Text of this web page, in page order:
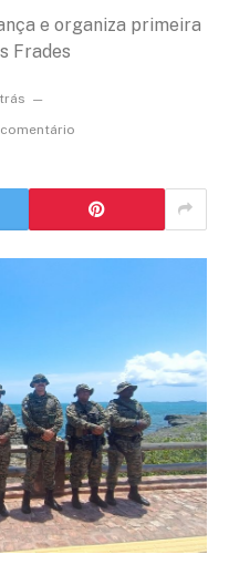
e organiza primeira
Frades